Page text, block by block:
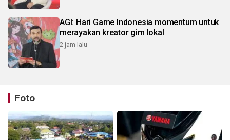
AGI: Hari Game Indonesia momentum untuk
merayakan kreator gim lokal
2 jam lalu
Foto